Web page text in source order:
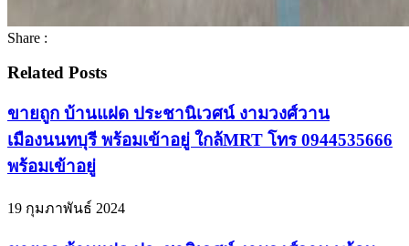
Share :
Related Posts
ขายถูก บ้านแฝด ประชานิเวศน์ งามวงศ์วาน
เมืองนนทบุรี พร้อมเข้าอยู่ ใกล้MRT โทร 0944535666
พร้อมเข้าอยู่
19 กุมภาพันธ์ 2024